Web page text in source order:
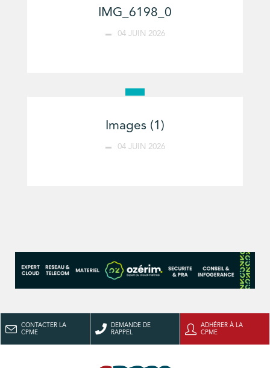
IMG_6198_0
04 JUIN 2026
Images (1)
04 JUIN 2026
CONTACTER LA
CPME
DEMANDE DE
RAPPEL
ADHÉRER À LA
CPME